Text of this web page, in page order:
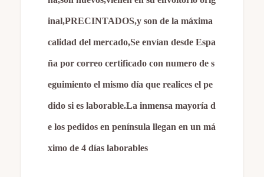
inal,PRECINTADOS,y son de la máxima
calidad del mercado,Se envían desde Espa
ña por correo certificado con numero de s
eguimiento el mismo día que realices el pe
dido si es laborable.La inmensa mayoría d
e los pedidos en península llegan en un má
ximo de 4 días laborables